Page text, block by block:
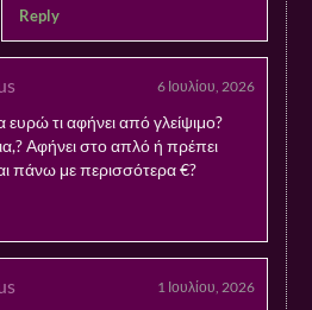
Reply
6 Ιουλίου, 2026
τι αφήνει από γλείψιμο?
Αφήνει στο απλό ή πρέπει
πάνω με περισσότερα €?
1 Ιουλίου, 2026